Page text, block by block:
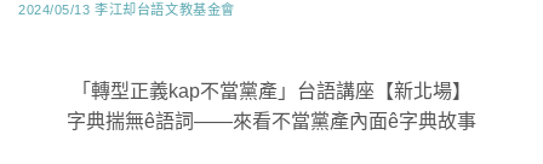
2024/05/13 李江却台語文教基金會
「轉型正義kap不當黨產」台語講座【新北場】
字典揣無ê語詞——來看不當黨產內面ê字典故事